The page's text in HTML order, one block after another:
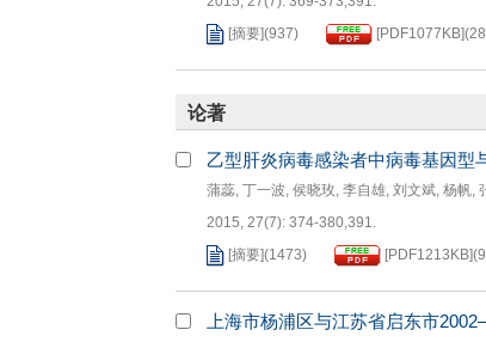
2015, 27(7): 369-373,391.
[摘要](937 ) [PDF 1077KB](28
论著
乙型肝炎病毒感染者中病毒基因型
蒲蕊, 丁一波, 侯晓玫, 李自雄, 刘文斌, 杨帆,
2015, 27(7): 374-380,391.
[摘要](1473) [PDF 1213KB](9
上海市杨浦区与江苏省启东市